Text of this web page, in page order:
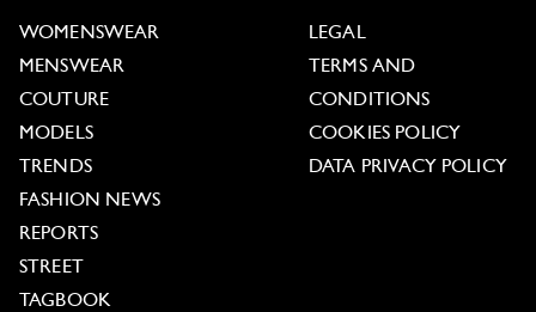
WOMENSWEAR
MENSWEAR
COUTURE
MODELS
TRENDS
FASHION NEWS
REPORTS
STREET
TAGBOOK
LEGAL
TERMS AND
CONDITIONS
COOKIES POLICY
DATA PRIVACY POLICY